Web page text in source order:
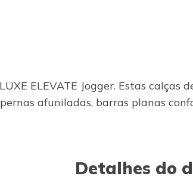
ELEVATE Jogger. Estas
afuniladas, barras planas
Detalhes do